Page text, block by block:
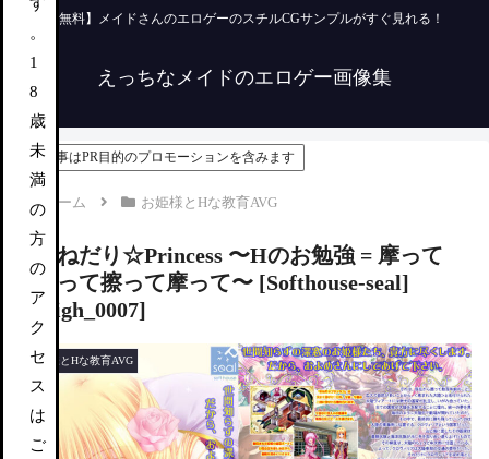
。
1
8
歳
未
満
の
方
の
ア
ク
セ
ス
は
ご
【無料】メイドさんのエロゲーのスチルCGサンプルがすぐ見れる！
えっちなメイドのエロゲー画像集
この記事はPR目的のプロモーションを含みます
ホーム お姫様とHな教育AVG
おねだり☆Princess 〜Hのお勉強 = 摩って
擦って擦って摩って〜 [Softhouse-seal]
[high_0007]
お姫様とHな教育AVG